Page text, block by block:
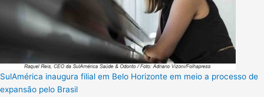
SulAmérica inaugura filial em Belo Horizonte em meio a processo de
expansão pelo Brasil